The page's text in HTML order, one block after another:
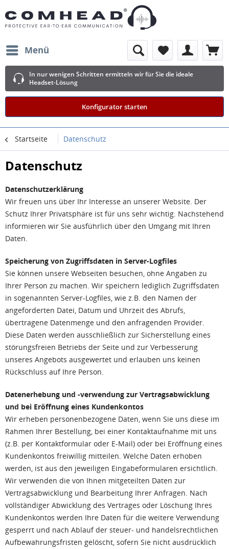
Menü
In nur wenigen Schritten ermitteln wir für Sie die ideale
Headset-Lösung
Konfigurator starten
Startseite Datenschutz
Datenschutz
Datenschutzerklärung
Wir freuen uns über Ihr Interesse an unserer Website. Der
Schutz Ihrer Privatsphäre ist für uns sehr wichtig. Nachstehend
informieren wir Sie ausführlich über den Umgang mit Ihren
Daten.
Speicherung von Zugriffsdaten in Server-Logfiles
Sie können unsere Webseiten besuchen, ohne Angaben zu
Ihrer Person zu machen. Wir speichern lediglich Zugriffsdaten
in sogenannten Server-Logfiles, wie z.B. den Namen der
angeforderten Datei, Datum und Uhrzeit des Abrufs,
übertragene Datenmenge und den anfragenden Provider.
Diese Daten werden ausschließlich zur Sicherstellung eines
störungsfreien Betriebs der Seite und zur Verbesserung
unseres Angebots ausgewertet und erlauben uns keinen
Rückschluss auf Ihre Person.
Datenerhebung und -verwendung zur Vertragsabwicklung
und bei Eröffnung eines Kundenkontos
Wir erheben personenbezogene Daten, wenn Sie uns diese im
Rahmen Ihrer Bestellung, bei einer Kontaktaufnahme mit uns
(z.B. per Kontaktformular oder E-Mail) oder bei Eröffnung eines
Kundenkontos freiwillig mitteilen. Welche Daten erhoben
werden, ist aus den jeweiligen Eingabeformularen ersichtlich.
Wir verwenden die von Ihnen mitgeteilten Daten zur
Vertragsabwicklung und Bearbeitung Ihrer Anfragen. Nach
vollständiger Abwicklung des Vertrages oder Löschung Ihres
Kundenkontos werden Ihre Daten für die weitere Verwendung
gesperrt und nach Ablauf der steuer- und handelsrechtlichen
Aufbewahrungsfristen gelöscht, sofern Sie nicht ausdrücklich